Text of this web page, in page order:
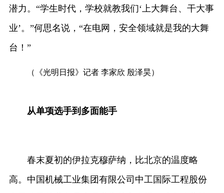
潜力。“学生时代，学校就教我们‘上大舞台、干大事
业’。”何思名说，“在电网，安全领域就是我的大舞
台！”
（《光明日报》记者 李家欣 殷泽昊）
从单项选手到多面能手
春末夏初的伊拉克穆萨纳，比北京的温度略
高。中国机械工业集团有限公司中工国际工程股份